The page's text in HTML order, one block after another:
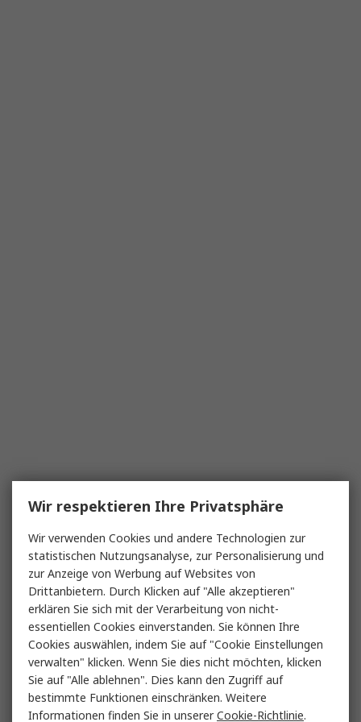
Wir respektieren Ihre Privatsphäre
Wir verwenden Cookies und andere Technologien zur
statistischen Nutzungsanalyse, zur Personalisierung und
zur Anzeige von Werbung auf Websites von
Drittanbietern. Durch Klicken auf "Alle akzeptieren"
erklären Sie sich mit der Verarbeitung von nicht-
essentiellen Cookies einverstanden. Sie können Ihre
Cookies auswählen, indem Sie auf "Cookie Einstellungen
verwalten" klicken. Wenn Sie dies nicht möchten, klicken
Sie auf "Alle ablehnen". Dies kann den Zugriff auf
bestimmte Funktionen einschränken. Weitere
Informationen finden Sie in unsererCookie-Richtlinie.